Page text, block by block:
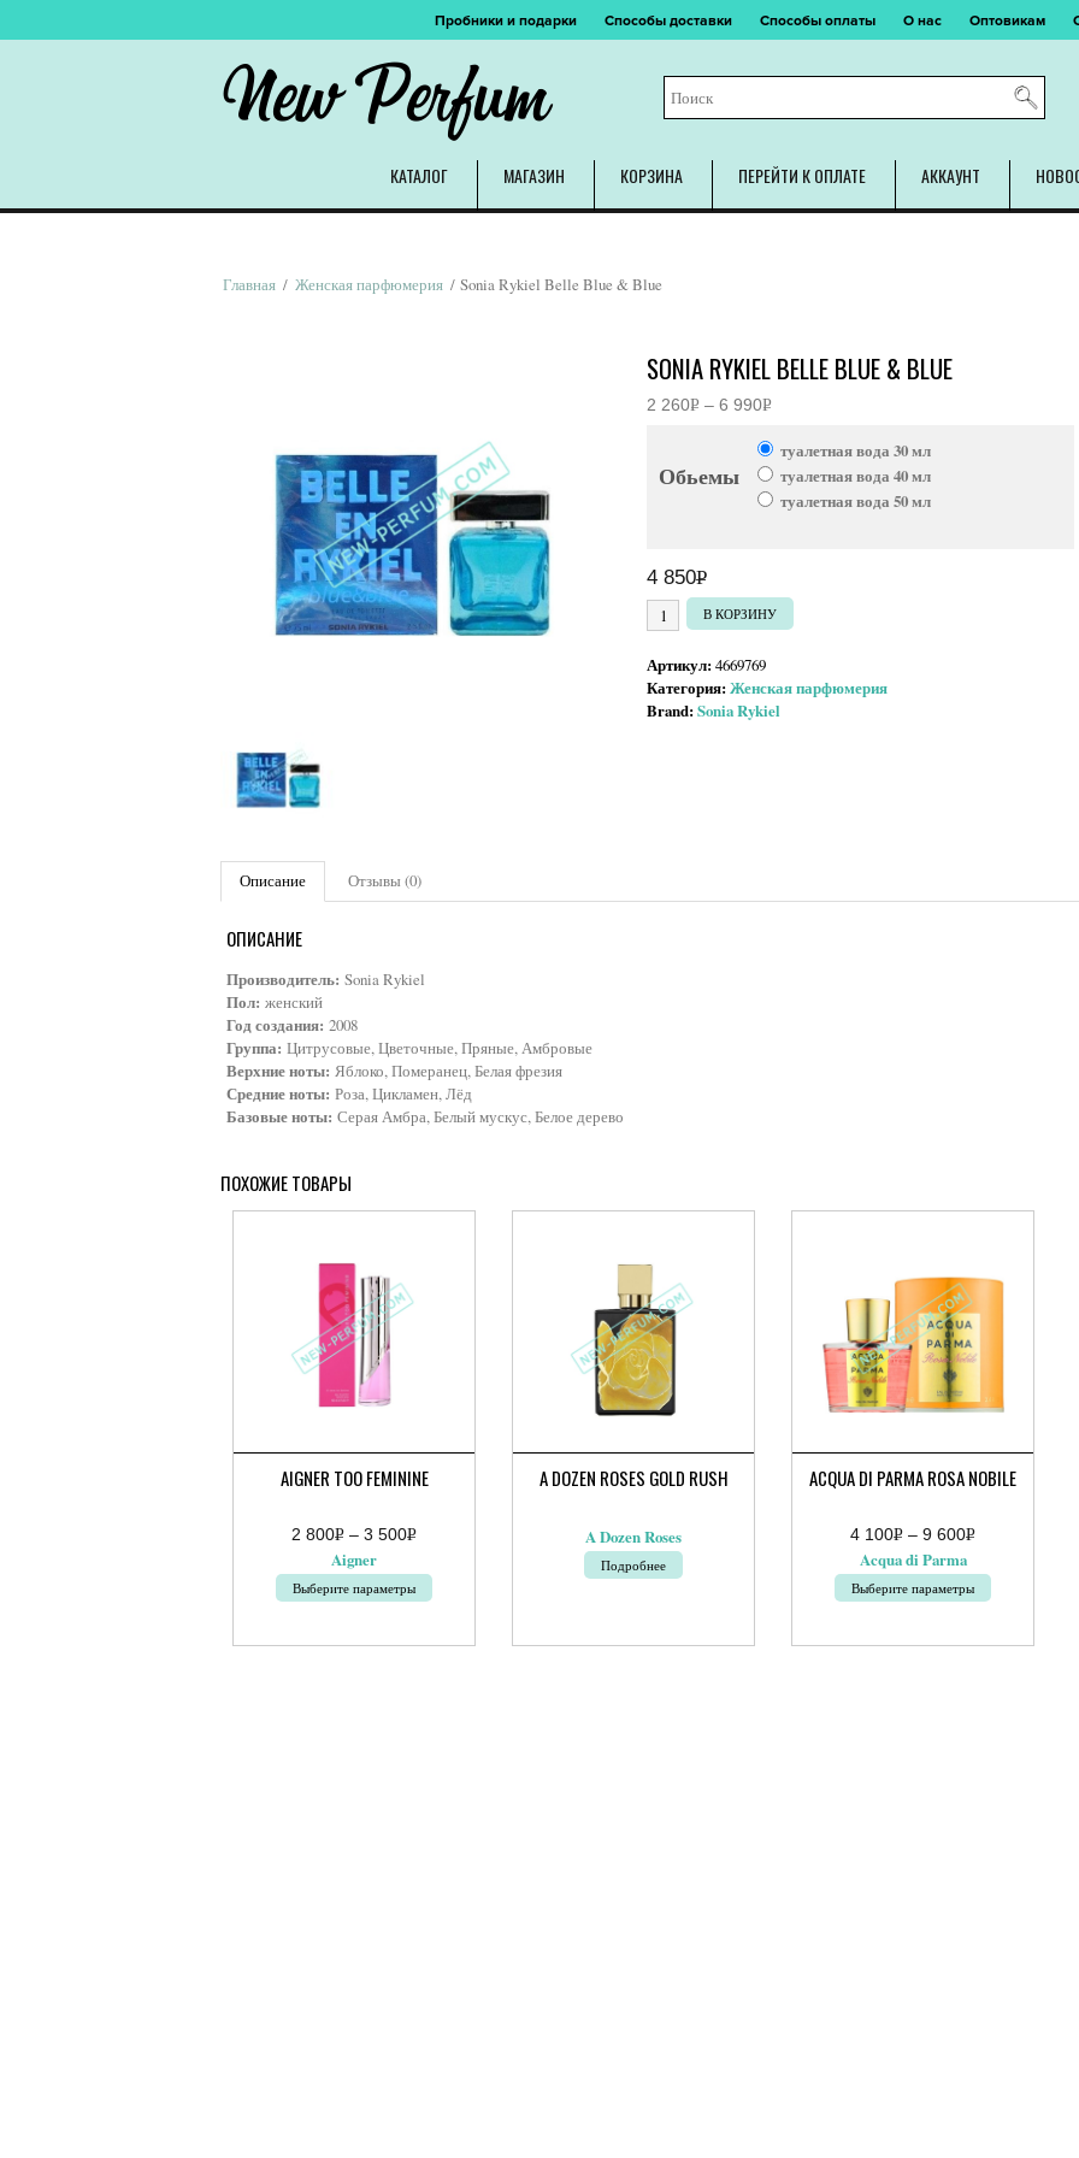
Пробники и подарки Способы доставки Способы оплаты О нас Оптовикам
New Perfum
КАТАЛОГ МАГАЗИН КОРЗИНА ПЕРЕЙТИ К ОПЛАТЕ АККАУНТ
Главная / Женская парфюмерия / Sonia Rykiel Belle Blue & Blue
SONIA RYKIEL BELLE BLUE & BLUE
2 260Р – 6 990Р
260руб.
Обьемы
туалетная вода 30 мл
туалетная вода 40 мл
туалетная вода 50 мл
4 850Р
УБ.
Количество товара Sonia Rykiel Belle Blue & Blue
В КОРЗИНУ
Артикул:4669769
Категория:Женская парфюмерия
Brand:Sonia Rykiel
Описание Отзывы (0)
ОПИСАНИЕ
Производитель: Sonia Rykiel
Пол: женский
Год создания: 2008
Группа: Цитрусовые, Цветочные, Пряные, Амбровые
Верхние ноты: Яблоко, Померанец, Белая фрезия
Средние ноты: Роза, Цикламен, Лёд
Базовые ноты: Серая Амбра, Белый мускус, Белое дерево
ПОХОЖИЕ ТОВАРЫ
AIGNER TOO FEMININE
2 800Р
УБ.
– 3 500Р
800руб.
500руб.
Aigner
Выберите параметры
товар
A DOZEN ROSES GOLD RUSH
A Dozen Roses
Подробнее
ACQUA DI PARMA ROSA NOBILE
4 100Р
УБ.
– 9 600Р
100руб.
600руб.
Acqua di Parma
Выберите параметры
товар